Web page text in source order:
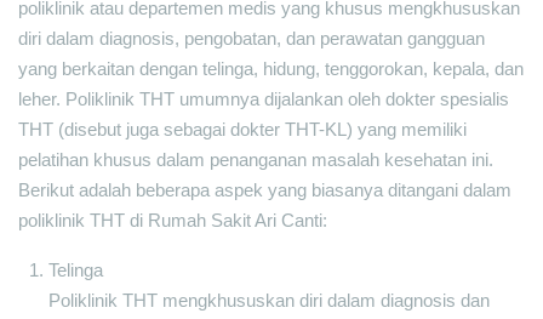
poliklinik atau departemen medis yang khusus mengkhususkan
diri dalam diagnosis, pengobatan, dan perawatan gangguan
yang berkaitan dengan telinga, hidung, tenggorokan, kepala, dan
leher. Poliklinik THT umumnya dijalankan oleh dokter spesialis
THT (disebut juga sebagai dokter THT-KL) yang memiliki
pelatihan khusus dalam penanganan masalah kesehatan ini.
Berikut adalah beberapa aspek yang biasanya ditangani dalam
poliklinik THT di Rumah Sakit Ari Canti:
Telinga
Poliklinik THT mengkhususkan diri dalam diagnosis dan